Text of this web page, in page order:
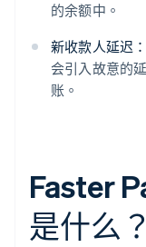
的余额中。
新收款人延迟：
会引入故意的
账。
Faster
是什么？